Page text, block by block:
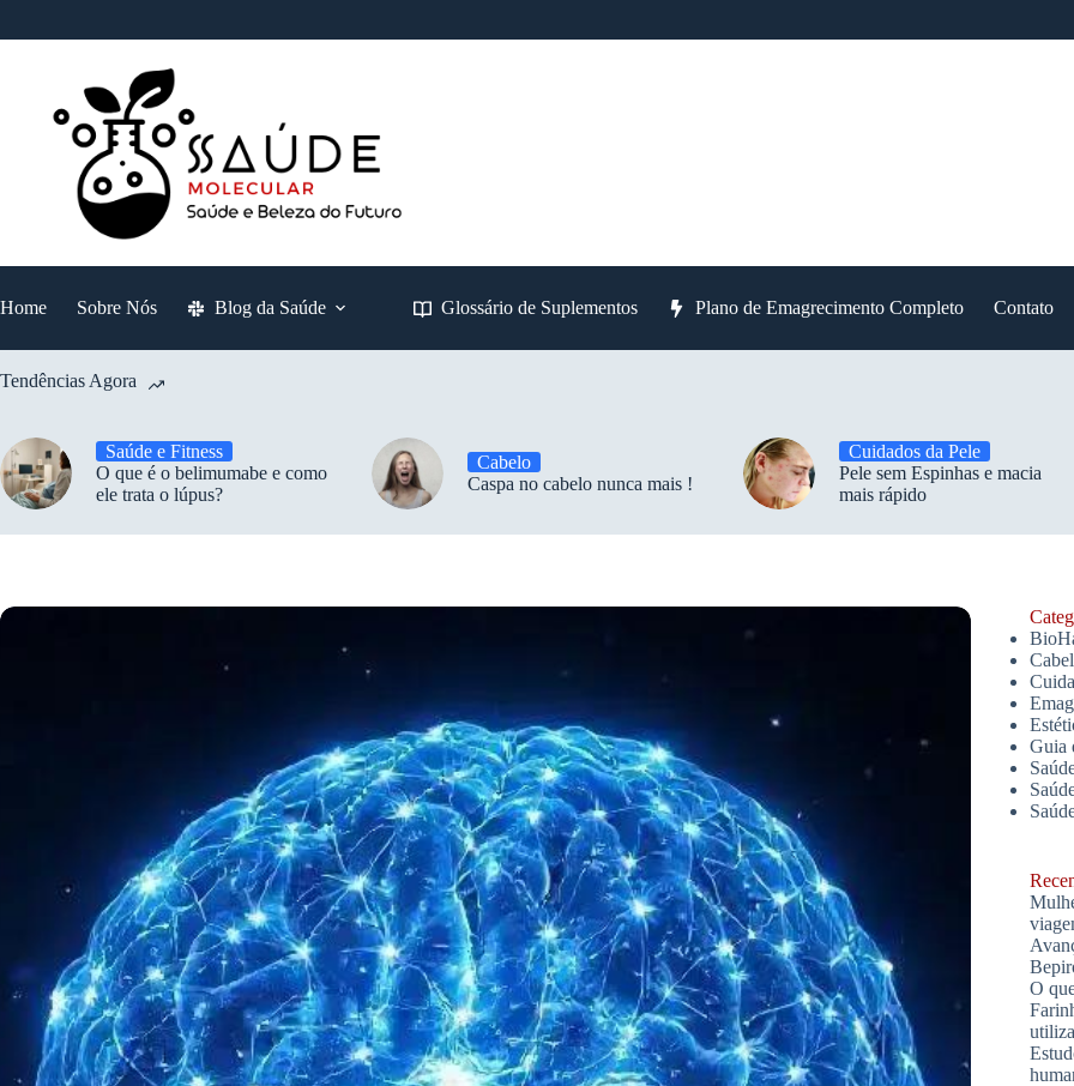
Home Sobre Nós Blog da Saúde Glossário de Suplementos Plano de Emagrecimento Completo Contato
Tendências Agora
Saúde e Fitness
O que é o belimumabe e como
ele trata o lúpus?
Cabelo
Caspa no cabelo nunca mais !
Cuidados da Pele
Pele sem Espinhas e macia
mais rápido
Guia
O